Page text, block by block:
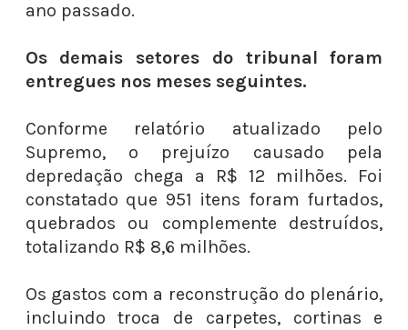
ano passado.
Os demais setores do tribunal foram
entregues nos meses seguintes.
Conforme relatório atualizado pelo
Supremo, o prejuízo causado pela
depredação chega a R$ 12 milhões. Foi
constatado que 951 itens foram furtados,
quebrados ou complemente destruídos,
totalizando R$ 8,6 milhões.
Os gastos com a reconstrução do plenário,
incluindo troca de carpetes, cortinas e